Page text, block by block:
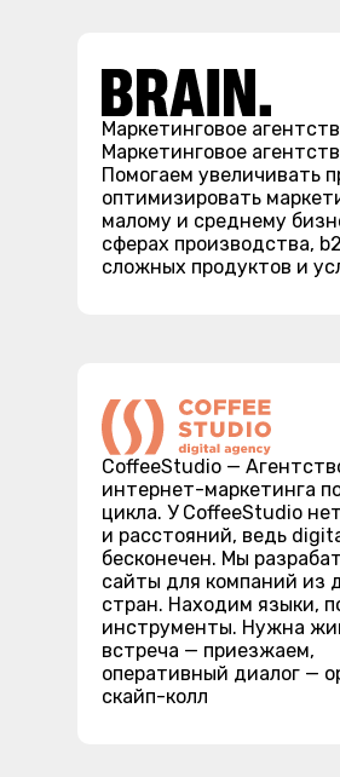
Маркетинговое
Маркетинговое
Помогаем увеличивать
оптимизировать
малому и среднему
сферах производства,
сложных продуктов и
СoffeeStudio —
интернет-маркетинга
цикла. У CoffeeStudio
и расстояний, ведь
бесконечен. Мы
сайты для компаний из
стран. Находим языки,
инструменты. Нужна
встреча — приезжаем,
оперативный диалог —
скайп-колл